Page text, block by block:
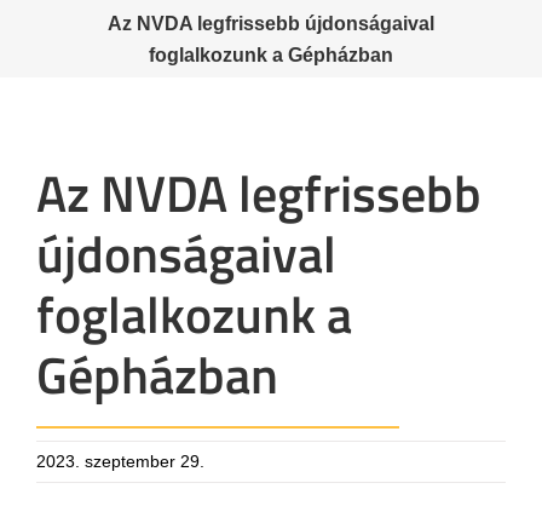
Az NVDA legfrissebb újdonságaival
foglalkozunk a Gépházban
Az NVDA legfrissebb
újdonságaival
foglalkozunk a
Gépházban
2023. szeptember 29.